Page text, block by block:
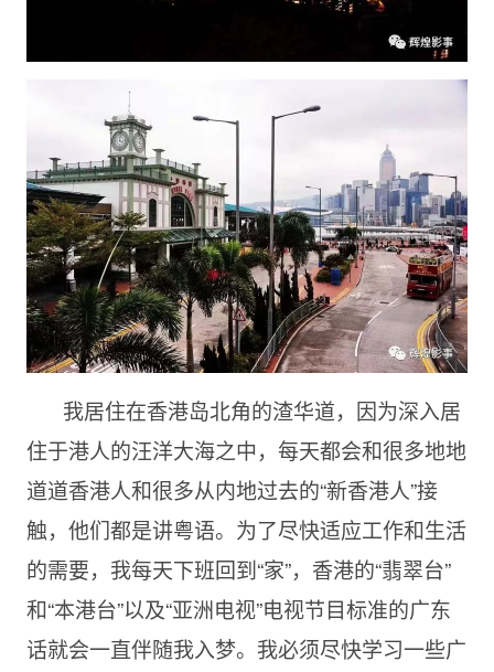
我居住在香港岛北角的渣华道，因为深入居
住于港人的汪洋大海之中，每天都会和很多地地
道道香港人和很多从内地过去的“新香港人”接
触，他们都是讲粤语。为了尽快适应工作和生活
的需要，我每天下班回到“家”，香港的“翡翠台”
和“本港台”以及“亚洲电视”电视节目标准的广东
话就会一直伴随我入梦。我必须尽快学习一些广